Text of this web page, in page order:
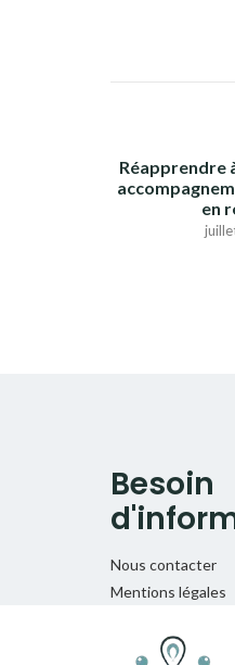
Réapprendre
en
Besoin
Nous contacter
Mentions légales